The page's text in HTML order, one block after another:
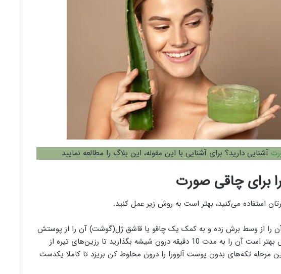
آشنایی دارید؟ برای آشنایی با این مقوله، این بلاگ را مطالعه نمایید
برای چاقی صورت
استفاده می‌کنید، بهتر است به روش زیر عمل کنید.
آن را از وسط برش زده و به کمک یک چاقو یا قاشق ژل(گوشت) آن را از پوستش
جدا کنید. فراموش نکنید که پس از برش بهتر است آن را به مدت 10 دقیقه درون شیشه بگذارید تا رزین‌های تیره از
مرحله تکه‌های بدون پوست آلوورا را درون مخلوط کن بریزد تا کاملا یکدست